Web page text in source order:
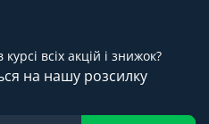
всіх акцій і знижок?
на нашу розсилку